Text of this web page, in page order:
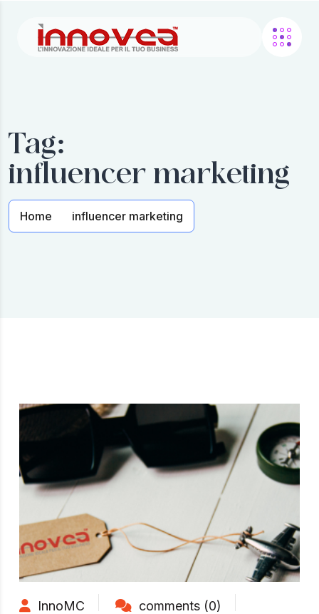
Tag:
influencer marketing
Home influencer marketing
InnoMC
comments (0)